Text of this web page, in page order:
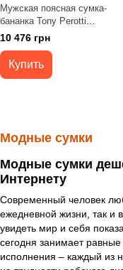
Мужская поясная сумка-
бананка Tony Perotti
Italico 8018 nero (90623)
10 476 грн
Купить
Модные сумки
Модные сумки
Интернету
Современный человек
ежедневной жизни, так и
увидеть мир и себя
сегодня занимает
исполнения – каждый из